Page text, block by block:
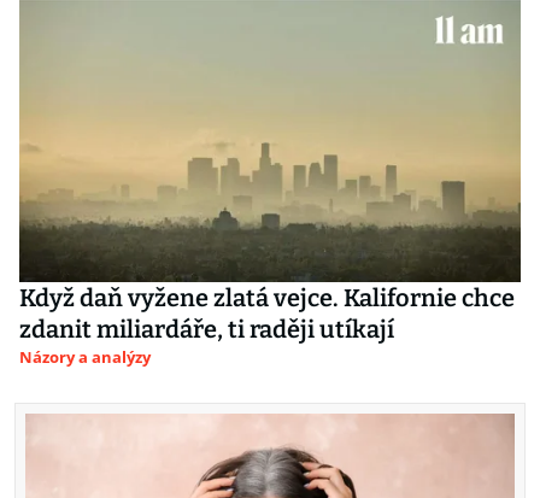
Když daň vyžene zlatá vejce. Kalifornie chce
zdanit miliardáře, ti raději utíkají
Názory a analýzy